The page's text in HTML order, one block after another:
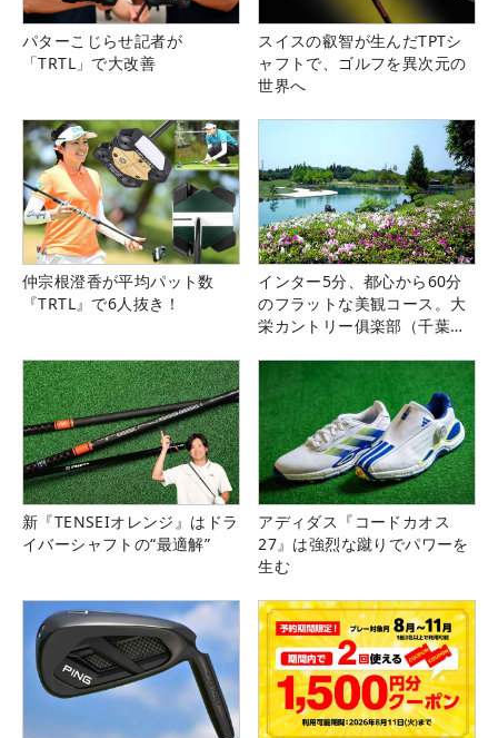
パターこじらせ記者が
「TRTL」で大改善
スイスの叡智が生んだTPTシ
ャフトで、ゴルフを異次元の
世界へ
仲宗根澄香が平均パット数
『TRTL』で6人抜き！
インター5分、都心から60分
のフラットな美観コース。大
栄カントリー俱楽部（千葉
新『TENSEIオレンジ』はドラ
イバーシャフトの“最適解”
アディダス『コードカオス
27』は強烈な蹴りでパワーを
生む